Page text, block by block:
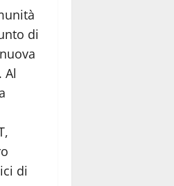
di
Al
di